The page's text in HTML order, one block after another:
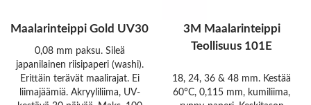
Maalarinteippi Gold UV30
0,08 mm paksu. Sileä
japanilainen riisipaperi (washi).
Erittäin terävät maalirajat. Ei
liimajäämiä. Akryyliliima, UV-
3M Maalarinteippi
Teollisuus 101E
18, 24, 36 & 48 mm. Kestää
60°C, 0,115 mm, kumiliima,